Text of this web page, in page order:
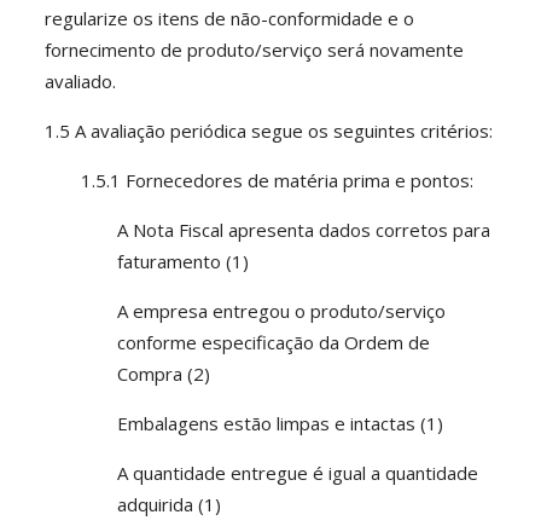
regularize os itens de não-conformidade e o
fornecimento de produto/serviço será novamente
avaliado.
1.5 A avaliação periódica segue os seguintes critérios:
1.5.1 Fornecedores de matéria prima e pontos:
A Nota Fiscal apresenta dados corretos para
faturamento (1)
A empresa entregou o produto/serviço
conforme especificação da Ordem de
Compra (2)
Embalagens estão limpas e intactas (1)
A quantidade entregue é igual a quantidade
adquirida (1)